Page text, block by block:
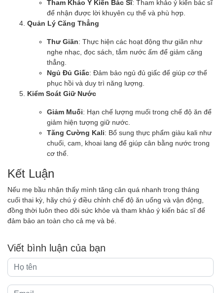
Tham Khảo Ý Kiến Bác Sĩ: Tham khảo ý kiến bác sĩ
để nhận được lời khuyên cụ thể và phù hợp.
Quản Lý Căng Thẳng
Thư Giãn: Thực hiện các hoạt động thư giãn như
nghe nhạc, đọc sách, tắm nước ấm để giảm căng
thẳng.
Ngủ Đủ Giấc: Đảm bảo ngủ đủ giấc để giúp cơ thể
phục hồi và duy trì năng lượng.
Kiểm Soát Giữ Nước
Giảm Muối: Hạn chế lượng muối trong chế độ ăn để
giảm hiện tượng giữ nước.
Tăng Cường Kali: Bổ sung thực phẩm giàu kali như
chuối, cam, khoai lang để giúp cân bằng nước trong
cơ thể.
Kết Luận
Nếu mẹ bầu nhận thấy mình tăng cân quá nhanh trong tháng
cuối thai kỳ, hãy chú ý điều chỉnh chế độ ăn uống và vận động,
đồng thời luôn theo dõi sức khỏe và tham khảo ý kiến bác sĩ để
đảm bảo an toàn cho cả mẹ và bé.
Viết bình luận của bạn